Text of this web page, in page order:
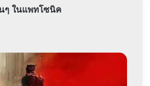
ๆ ในแพทโซนิค